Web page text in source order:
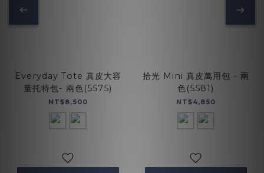
Everyday Tote 真皮大容
量托特包- 兩色(5575)
NT$8,500
拾光 Mini 真皮萬用包 - 兩
色(5581)
NT$4,850